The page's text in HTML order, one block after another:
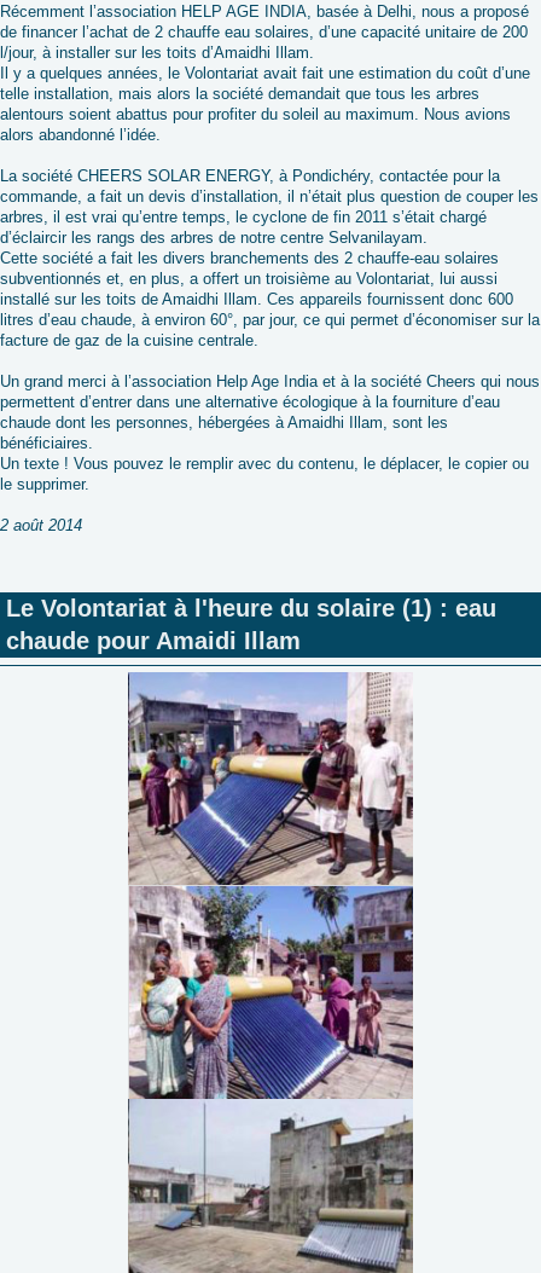
Récemment l’association HELP AGE INDIA, basée à Delhi, nous a proposé
de financer l’achat de 2 chauffe eau solaires, d’une capacité unitaire de 200
l/jour, à installer sur les toits d’Amaidhi Illam.
Il y a quelques années, le Volontariat avait fait une estimation du coût d’une
telle installation, mais alors la société demandait que tous les arbres
alentours soient abattus pour profiter du soleil au maximum. Nous avions
alors abandonné l’idée.
La société CHEERS SOLAR ENERGY, à Pondichéry, contactée pour la
commande, a fait un devis d’installation, il n’était plus question de couper les
arbres, il est vrai qu’entre temps, le cyclone de fin 2011 s’était chargé
d’éclaircir les rangs des arbres de notre centre Selvanilayam.
Cette société a fait les divers branchements des 2 chauffe-eau solaires
subventionnés et, en plus, a offert un troisième au Volontariat, lui aussi
installé sur les toits de Amaidhi Illam. Ces appareils fournissent donc 600
litres d’eau chaude, à environ 60°, par jour, ce qui permet d’économiser sur la
facture de gaz de la cuisine centrale.
Un grand merci à l’association Help Age India et à la société Cheers qui nous
permettent d’entrer dans une alternative écologique à la fourniture d’eau
chaude dont les personnes, hébergées à Amaidhi Illam, sont les
bénéficiaires.
Un texte ! Vous pouvez le remplir avec du contenu, le déplacer, le copier ou
le supprimer.
2 août 2014
Le Volontariat à l'heure du solaire (1) : eau
chaude pour Amaidi Illam